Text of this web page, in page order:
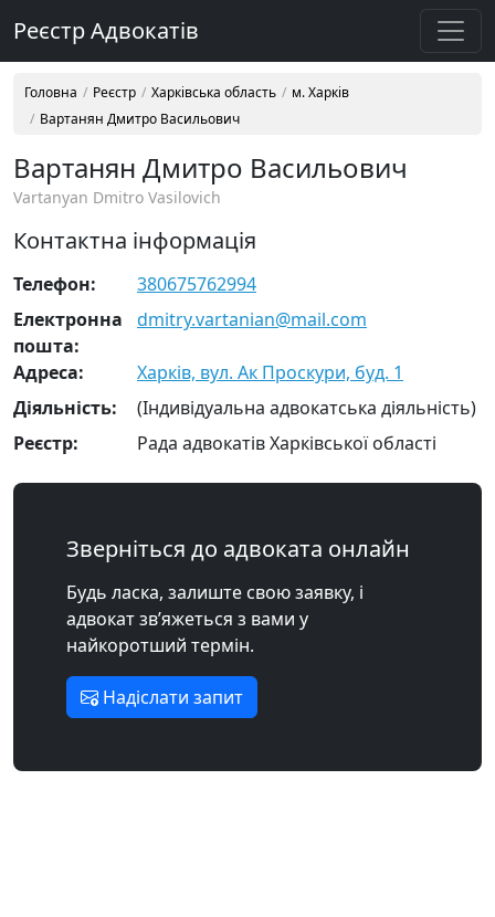
Реєстр Адвокатів
Головна Реєстр Харківська область
м. Харків
Вартанян Дмитро Васильович
Вартанян Дмитро Васильович
Vartanyan Dmitro Vasilovich
Контактна інформація
Телефон:
380675762994
Електронна
пошта:
dmitry.vartanian@mail.com
Адреса:
Харків, вул. Ак Проскури, буд. 1
Діяльність:
(Індивідуальна адвокатська діяльність)
Реєстр:
Рада адвокатів Харківської області
Зверніться до адвоката онлайн
Будь ласка, залиште свою заявку, і
адвокат зв’яжеться з вами у
найкоротший термін.
Надіслати запит